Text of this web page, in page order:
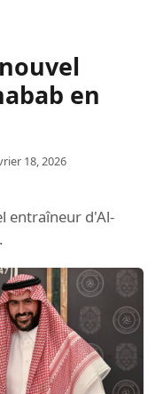
en
18, 2026
entraîneur d'Al-